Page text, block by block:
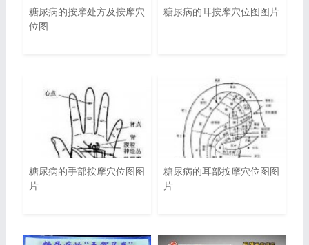
糖尿病的按摩处方及按摩穴
位图
糖尿病的耳按摩穴位图图片
糖尿病的手部按摩穴位图图
片
糖尿病的耳部按摩穴位图图
片